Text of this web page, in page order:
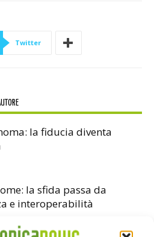
Twitter
la fiducia diventa
la sfida passa da
e interoperabilità